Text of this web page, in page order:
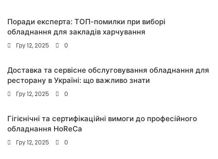
Поради експерта: ТОП-помилки при виборі
обладнання для закладів харчування
Гру 12, 2025 0
Доставка та сервісне обслуговування обладнання для
ресторану в Україні: що важливо знати
Гру 12, 2025 0
Гігієнічні та сертифікаційні вимоги до професійного
обладнання HoReCa
Гру 12, 2025 0